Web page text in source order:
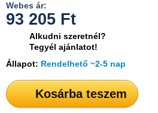
Webes ár:
93 205 Ft
Alkudni szeretnél?
Tegyél ajánlatot!
Állapot: Rendelhető ~2-5 nap
Kosárba teszem